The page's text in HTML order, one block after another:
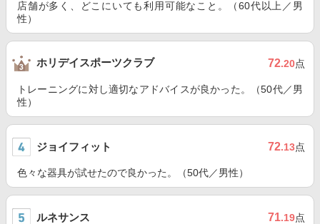
店舗が多く、どこにいても利用可能なこと。（60代以上／男
性）
ホリデイスポーツクラブ 72.20点
トレーニングに対し適切なアドバイスが良かった。（50代／男
性）
ジョイフィット 72.13点
色々な器具が試せたので良かった。（50代／男性）
ルネサンス 71.19点